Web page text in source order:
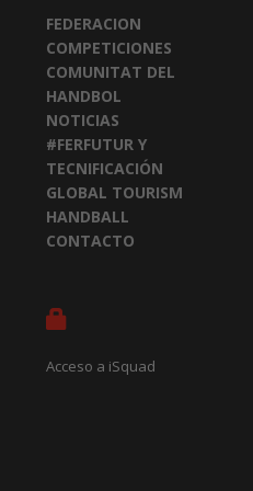
FEDERACION
COMPETICIONES
COMUNITAT DEL
HANDBOL
NOTICIAS
#FERFUTUR Y
TECNIFICACIÓN
GLOBAL TOURISM
HANDBALL
CONTACTO
Acceso a iSquad